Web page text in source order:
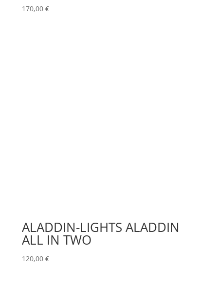
170,00 €
ALADDIN-LIGHTS ALADDIN
ALL IN TWO
120,00 €